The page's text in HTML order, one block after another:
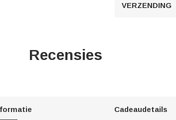
VERZENDING
Recensies
Cadeaudetails